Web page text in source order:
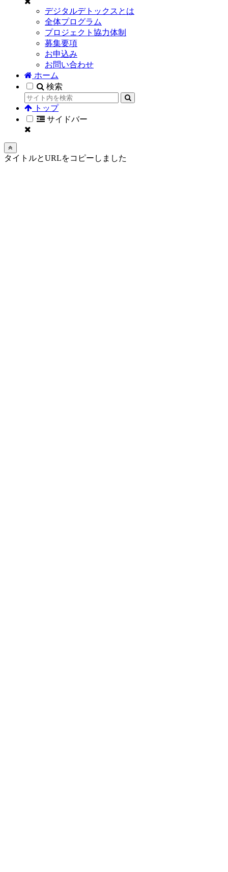
デジタルデトックスとは
全体プログラム
プロジェクト協力体制
募集要項
お申込み
お問い合わせ
ホーム
検索
トップ
サイドバー
タイトルとURLをコピーしました